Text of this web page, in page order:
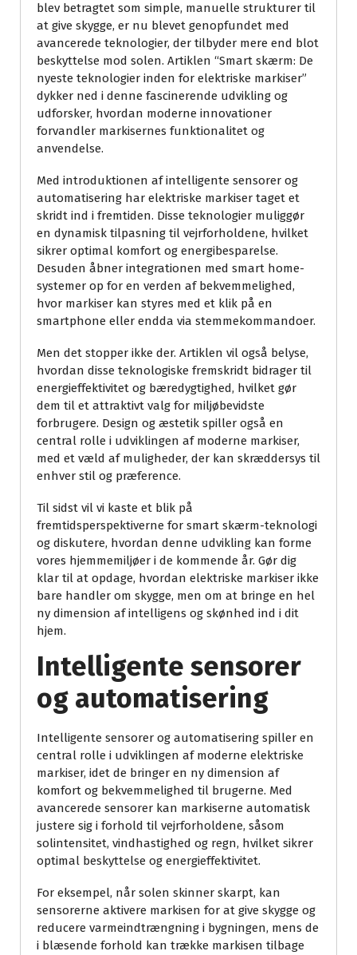
blev betragtet som simple, manuelle strukturer til
at give skygge, er nu blevet genopfundet med
avancerede teknologier, der tilbyder mere end blot
beskyttelse mod solen. Artiklen “Smart skærm: De
nyeste teknologier inden for elektriske markiser”
dykker ned i denne fascinerende udvikling og
udforsker, hvordan moderne innovationer
forvandler markisernes funktionalitet og
anvendelse.
Med introduktionen af intelligente sensorer og
automatisering har elektriske markiser taget et
skridt ind i fremtiden. Disse teknologier muliggør
en dynamisk tilpasning til vejrforholdene, hvilket
sikrer optimal komfort og energibesparelse.
Desuden åbner integrationen med smart home-
systemer op for en verden af bekvemmelighed,
hvor markiser kan styres med et klik på en
smartphone eller endda via stemmekommandoer.
Men det stopper ikke der. Artiklen vil også belyse,
hvordan disse teknologiske fremskridt bidrager til
energieffektivitet og bæredygtighed, hvilket gør
dem til et attraktivt valg for miljøbevidste
forbrugere. Design og æstetik spiller også en
central rolle i udviklingen af moderne markiser,
med et væld af muligheder, der kan skræddersys til
enhver stil og præference.
Til sidst vil vi kaste et blik på
fremtidsperspektiverne for smart skærm-teknologi
og diskutere, hvordan denne udvikling kan forme
vores hjemmemiljøer i de kommende år. Gør dig
klar til at opdage, hvordan elektriske markiser ikke
bare handler om skygge, men om at bringe en hel
ny dimension af intelligens og skønhed ind i dit
hjem.
Intelligente sensorer
og automatisering
Intelligente sensorer og automatisering spiller en
central rolle i udviklingen af moderne elektriske
markiser, idet de bringer en ny dimension af
komfort og bekvemmelighed til brugerne. Med
avancerede sensorer kan markiserne automatisk
justere sig i forhold til vejrforholdene, såsom
solintensitet, vindhastighed og regn, hvilket sikrer
optimal beskyttelse og energieffektivitet.
For eksempel, når solen skinner skarpt, kan
sensorerne aktivere markisen for at give skygge og
reducere varmeindtrængning i bygningen, mens de
i blæsende forhold kan trække markisen tilbage